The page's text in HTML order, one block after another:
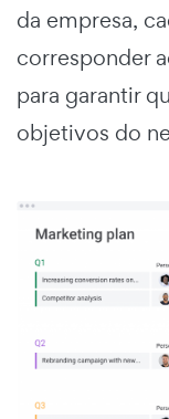
da empresa,
corresponder
para garantir
objetivos do